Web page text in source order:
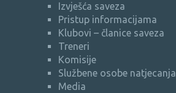
Izvješća saveza
Pristup informacijama
Klubovi – članice saveza
Treneri
Komisije
Službene osobe natjecanja
Media